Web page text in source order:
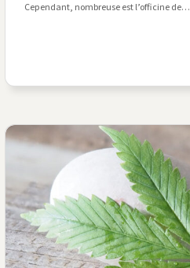
Cependant, nombreuse est l’officine de…